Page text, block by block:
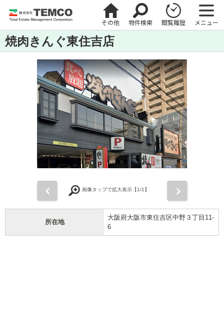
その他 物件検索 閲覧履歴 メニュー
焼肉きんぐ東住吉店
画像タップで拡大表示【1/1】
所在地
大阪府大阪市東住吉区中野３丁目11-
6